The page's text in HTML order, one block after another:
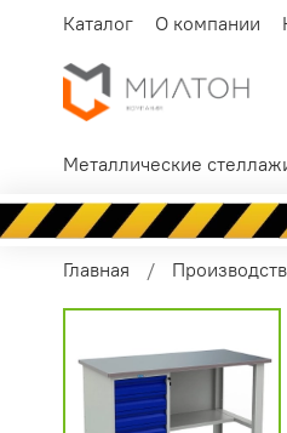
Каталог О компании
Металлические
Главная